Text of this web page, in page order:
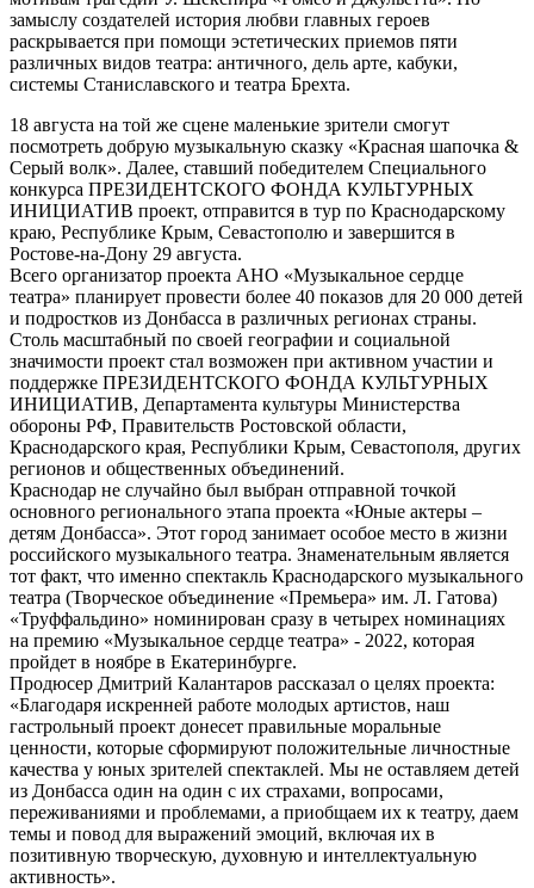
замыслу создателей история любви главных героев
раскрывается при помощи эстетических приемов пяти
различных видов театра: античного, дель арте, кабуки,
системы Станиславского и театра Брехта.
18 августа на той же сцене маленькие зрители смогут
посмотреть добрую музыкальную сказку «Красная шапочка &
Серый волк». Далее, ставший победителем Специального
конкурса ПРЕЗИДЕНТСКОГО ФОНДА КУЛЬТУРНЫХ
ИНИЦИАТИВ проект, отправится в тур по Краснодарскому
краю, Республике Крым, Севастополю и завершится в
Ростове-на-Дону 29 августа.
Всего организатор проекта АНО «Музыкальное сердце
театра» планирует провести более 40 показов для 20 000 детей
и подростков из Донбасса в различных регионах страны.
Столь масштабный по своей географии и социальной
значимости проект стал возможен при активном участии и
поддержке ПРЕЗИДЕНТСКОГО ФОНДА КУЛЬТУРНЫХ
ИНИЦИАТИВ, Департамента культуры Министерства
обороны РФ, Правительств Ростовской области,
Краснодарского края, Республики Крым, Севастополя, других
регионов и общественных объединений.
Краснодар не случайно был выбран отправной точкой
основного регионального этапа проекта «Юные актеры –
детям Донбасса». Этот город занимает особое место в жизни
российского музыкального театра. Знаменательным является
тот факт, что именно спектакль Краснодарского музыкального
театра (Творческое объединение «Премьера» им. Л. Гатова)
«Труффальдино» номинирован сразу в четырех номинациях
на премию «Музыкальное сердце театра» - 2022, которая
пройдет в ноябре в Екатеринбурге.
Продюсер Дмитрий Калантаров рассказал о целях проекта:
«Благодаря искренней работе молодых артистов, наш
гастрольный проект донесет правильные моральные
ценности, которые сформируют положительные личностные
качества у юных зрителей спектаклей. Мы не оставляем детей
из Донбасса один на один с их страхами, вопросами,
переживаниями и проблемами, а приобщаем их к театру, даем
темы и повод для выражений эмоций, включая их в
позитивную творческую, духовную и интеллектуальную
активность».